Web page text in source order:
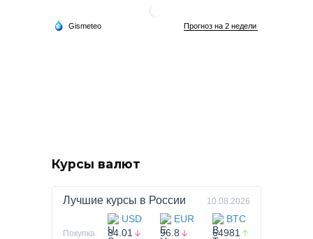
Курсы валют
Лучшие курсы в России 10.08.2026
USD EUR BTC
Покупка 84.01 96.8 64981